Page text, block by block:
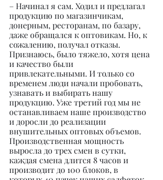
– Начинал я сам. Ходил и предлагал
продукцию по магазинчикам,
донерным, ресторанам, по базару,
даже обращался к оптовикам. Но, к
сожалению, получал отказы.
Признаюсь, было тяжело, хотя цена
и качество были
привлекательными. И только со
временем люди начали пробовать,
узнавать и выбирать нашу
продукцию. Уже третий год мы не
останавливаем наше производство
и доросли до реализации
внушительных оптовых объемов.
Производственная мощность
выросла до трех смен в сутки,
каждая смена длится 8 часов и
производит до 100 блоков, в